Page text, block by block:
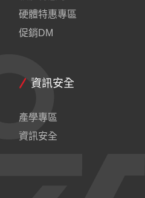
硬體特惠專區
促銷DM
資訊安全
產學專區
資訊安全